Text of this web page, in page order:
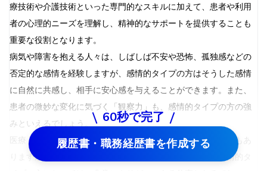
療技術や介護技術といった専門的なスキルに加えて、患者や利用
者の心理的ニーズを理解し、精神的なサポートを提供することも
重要な役割となります。
病気や障害を抱える人々は、しばしば不安や恐怖、孤独感などの
否定的な感情を経験しますが、感情的タイプの方はそうした感情
に自然に共感し、相手に安心感を与えることができます。また、
患者の微妙な変化に気づく「観察力」も、感情的タイプの方の強
みといえるでしょう。
医療・介護の現場は時に感情的に厳しい状況に直面することもあ
りますが、他者のために何かをしたいという思いが強い感情的タ
60秒で完了
履歴書・職務経歴書を作成する